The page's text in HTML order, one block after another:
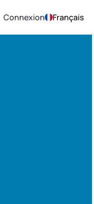
Connexion Français